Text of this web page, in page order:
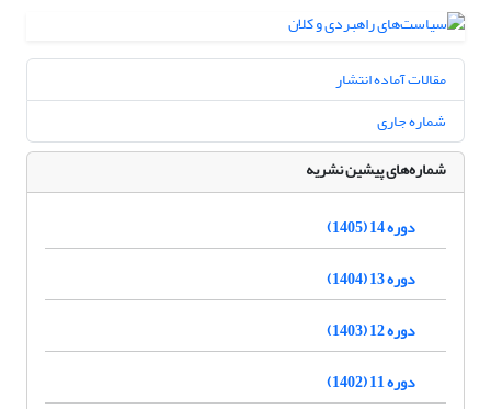
مقالات آماده انتشار
شماره جاری
شماره‌های پیشین نشریه
دوره 14 (1405)
دوره 13 (1404)
دوره 12 (1403)
دوره 11 (1402)